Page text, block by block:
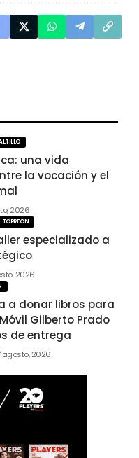
una vida
la vocación y el
2026
TORREÓN
especializado a
2026
a donar libros para
Gilberto Prado
de entrega
agosto, 2026